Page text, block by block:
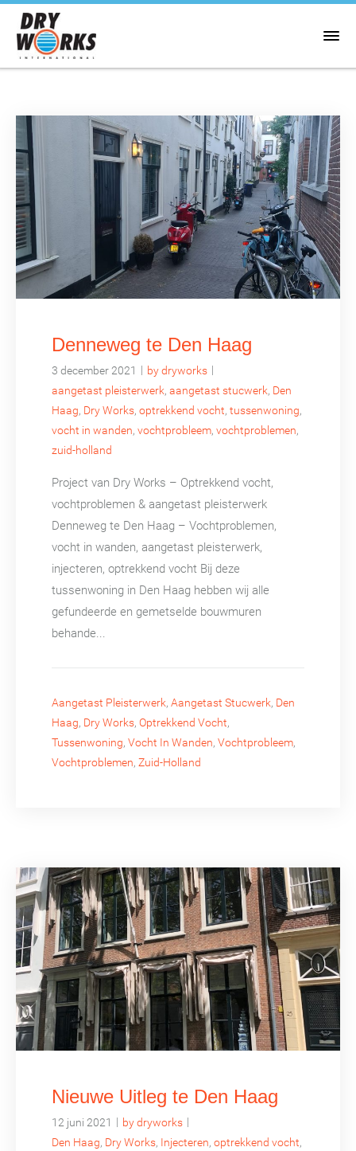
Denneweg te Den Haag
3 december 2021 | by dryworks |
aangetast pleisterwerk, aangetast stucwerk, Den
Haag, Dry Works, optrekkend vocht, tussenwoning,
vocht in wanden, vochtprobleem, vochtproblemen,
zuid-holland
Project van Dry Works – Optrekkend vocht,
vochtproblemen & aangetast pleisterwerk
Denneweg te Den Haag – Vochtproblemen,
vocht in wanden, aangetast pleisterwerk,
injecteren, optrekkend vocht Bij deze
tussenwoning in Den Haag hebben wij alle
gefundeerde en gemetselde bouwmuren
behande...
Aangetast Pleisterwerk, Aangetast Stucwerk, Den
Haag, Dry Works, Optrekkend Vocht,
Tussenwoning, Vocht In Wanden, Vochtprobleem,
Vochtproblemen, Zuid-Holland
Nieuwe Uitleg te Den Haag
12 juni 2021 | by dryworks |
Den Haag, Dry Works, Injecteren, optrekkend vocht,